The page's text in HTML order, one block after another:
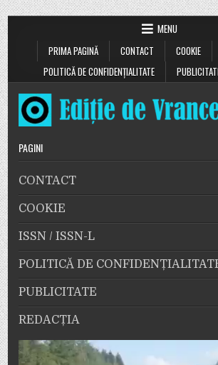
MENU
PRIMA PAGINĂ
CONTACT COOKIE
POLITICĂ DE CONFIDENȚIALITATE
PAGINI
CONTACT
COOKIE
ISSN / ISSN-L
POLITICĂ DE
PUBLICITATE
REDACȚIA